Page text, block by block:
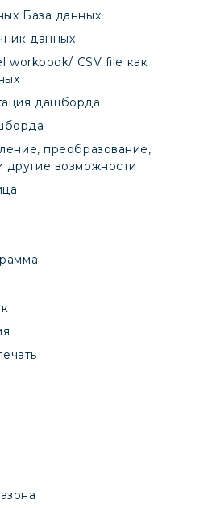
База данных
данных
workbook/ CSV file как
дашборда
преобразование,
другие возможности